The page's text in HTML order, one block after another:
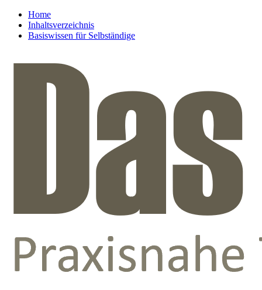
Home
Inhaltsverzeichnis
Basiswissen für Selbständige